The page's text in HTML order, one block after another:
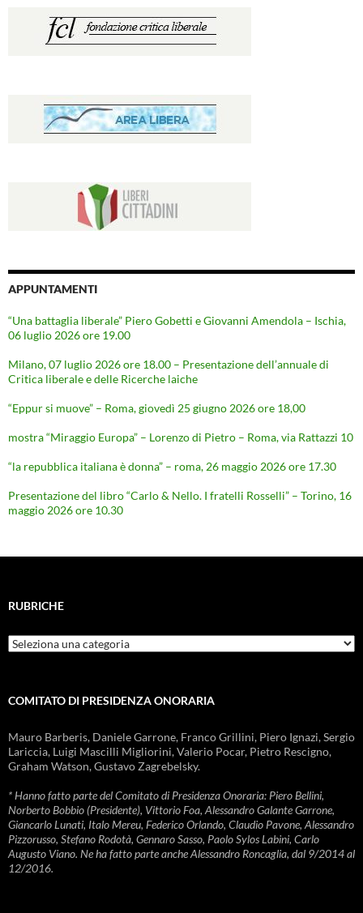
APPUNTAMENTI
“Una battaglia liberale” Piero Gobetti e Giovanni Amendola – Ischia,
06 luglio 2026 ore 19.00
Milano, 07 luglio 2026 ore 18.00 – Presentazione dell’annuale di
Critica liberale e delle Ricerche laiche
“Eppur si muove” – Roma, giovedì 25 giugno 2026 ore 18,00
mostra “Miraggio Europa” – Lorenzo di Pietro – Roma, via Rattazzi 10
“la repubblica italiana è donna” – roma, 26 maggio 2026 ore 17.30
Presentazione del libro “Carlo & Nello. I fratelli Rosselli” – Torino, 16
maggio 2026 ore 10.30
RUBRICHE
Rubriche
COMITATO DI PRESIDENZA ONORARIA
Mauro Barberis, Daniele Garrone, Franco Grillini, Piero Ignazi, Sergio
Lariccia, Luigi Mascilli Migliorini, Valerio Pocar, Pietro Rescigno,
Graham Watson, Gustavo Zagrebelsky.
* Hanno fatto parte del Comitato di Presidenza Onoraria: Piero Bellini,
Norberto Bobbio (Presidente), Vittorio Foa, Alessandro Galante Garrone,
Giancarlo Lunati, Italo Mereu, Federico Orlando, Claudio Pavone, Alessandro
Pizzorusso, Stefano Rodotà, Gennaro Sasso, Paolo Sylos Labini, Carlo
Augusto Viano. Ne ha fatto parte anche Alessandro Roncaglia, dal 9/2014 al
12/2016.